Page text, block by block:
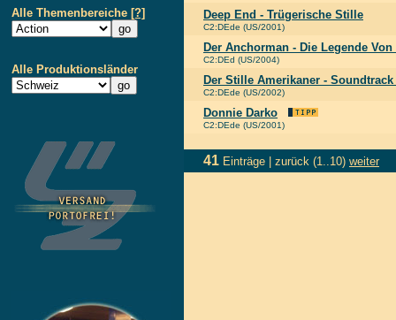
Alle Themenbereiche [?]
Alle Produktionsländer
Deep End - Trügerische Stille
C2:DEde (US/2001)
Der Anchorman - Die Legende
C2:DEd (US/2004)
Der Stille Amerikaner -
C2:DEde (US/2002)
Donnie Darko
C2:DEde (US/2001)
41 Einträge | zurück (1..10) weiter